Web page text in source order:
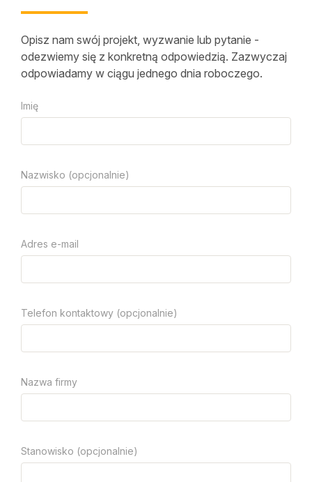
Opisz nam swój projekt, wyzwanie lub pytanie -
odezwiemy się z konkretną odpowiedzią. Zazwyczaj
odpowiadamy w ciągu jednego dnia roboczego.
Imię
Nazwisko (opcjonalnie)
Adres e-mail
Telefon kontaktowy (opcjonalnie)
Nazwa firmy
Stanowisko (opcjonalnie)